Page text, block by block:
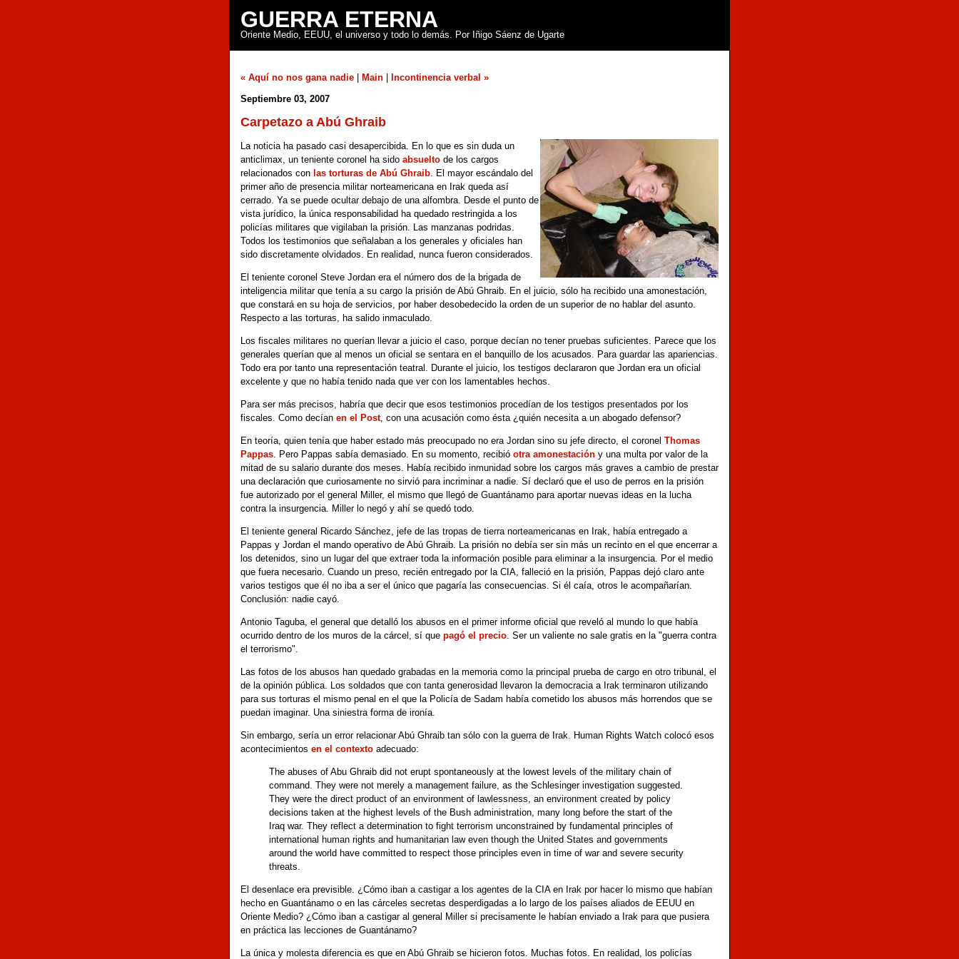
GUERRA ETERNA
Oriente Medio, EEUU, el universo y todo lo demás. Por Iñigo Sáenz de Ugarte
« Aquí no nos gana nadie Main
Incontinencia verbal »
Septiembre 03, 2007
Carpetazo a Abú Ghraib
La noticia ha pasado casi desapercibida. En lo que es sin duda un
anticlimax, un teniente coronel ha sido absuelto de los cargos
relacionados con las torturas de Abú Ghraib. El mayor escándalo del
primer año de presencia militar norteamericana en Irak queda así
cerrado. Ya se puede ocultar debajo de una alfombra. Desde el punto de
vista jurídico, la única responsabilidad ha quedado restringida a los
policías militares que vigilaban la prisión. Las manzanas podridas.
Todos los testimonios que señalaban a los generales y oficiales han
sido discretamente olvidados. En realidad, nunca fueron considerados.
El teniente coronel Steve Jordan era el número dos de la brigada de
inteligencia militar que tenía a su cargo la prisión de Abú Ghraib. En el juicio, sólo ha recibido una amonestación,
que constará en su hoja de servicios, por haber desobedecido la orden de un superior de no hablar del asunto.
Respecto a las torturas, ha salido inmaculado.
Los fiscales militares no querían llevar a juicio el caso, porque decían no tener pruebas suficientes. Parece que los
generales querían que al menos un oficial se sentara en el banquillo de los acusados. Para guardar las apariencias.
Todo era por tanto una representación teatral. Durante el juicio, los testigos declararon que Jordan era un oficial
excelente y que no había tenido nada que ver con los lamentables hechos.
Para ser más precisos, habría que decir que esos testimonios procedían de los testigos presentados por los
fiscales. Como decían en el Post, con una acusación como ésta ¿quién necesita a un abogado defensor?
En teoría, quien tenía que haber estado más preocupado no era Jordan sino su jefe directo, el coronel Thomas
Pappas. Pero Pappas sabía demasiado. En su momento, recibió otra amonestación y una multa por valor de la
mitad de su salario durante dos meses. Había recibido inmunidad sobre los cargos más graves a cambio de prestar
una declaración que curiosamente no sirvió para incriminar a nadie. Sí declaró que el uso de perros en la prisión
fue autorizado por el general Miller, el mismo que llegó de Guantánamo para aportar nuevas ideas en la lucha
contra la insurgencia. Miller lo negó y ahí se quedó todo.
El teniente general Ricardo Sánchez, jefe de las tropas de tierra norteamericanas en Irak, había entregado a
Pappas y Jordan el mando operativo de Abú Ghraib. La prisión no debía ser sin más un recinto en el que encerrar a
los detenidos, sino un lugar del que extraer toda la información posible para eliminar a la insurgencia. Por el medio
que fuera necesario. Cuando un preso, recién entregado por la CIA, falleció en la prisión, Pappas dejó claro ante
varios testigos que él no iba a ser el único que pagaría las consecuencias. Si él caía, otros le acompañarían.
Conclusión: nadie cayó.
Antonio Taguba, el general que detalló los abusos en el primer informe oficial que reveló al mundo lo que había
ocurrido dentro de los muros de la cárcel, sí que pagó el precio. Ser un valiente no sale gratis en la "guerra contra
el terrorismo".
Las fotos de los abusos han quedado grabadas en la memoria como la principal prueba de cargo en otro tribunal, el
de la opinión pública. Los soldados que con tanta generosidad llevaron la democracia a Irak terminaron utilizando
para sus torturas el mismo penal en el que la Policía de Sadam había cometido los abusos más horrendos que se
puedan imaginar. Una siniestra forma de ironía.
Sin embargo, sería un error relacionar Abú Ghraib tan sólo con la guerra de Irak. Human Rights Watch colocó esos
acontecimientos en el contexto adecuado:
The abuses of Abu Ghraib did not erupt spontaneously at the lowest levels of the military chain of
command. They were not merely a management failure, as the Schlesinger investigation suggested.
They were the direct product of an environment of lawlessness, an environment created by policy
decisions taken at the highest levels of the Bush administration, many long before the start of the
Iraq war. They reflect a determination to fight terrorism unconstrained by fundamental principles of
international human rights and humanitarian law even though the United States and governments
around the world have committed to respect those principles even in time of war and severe security
threats.
El desenlace era previsible. ¿Cómo iban a castigar a los agentes de la CIA en Irak por hacer lo mismo que habían
hecho en Guantánamo o en las cárceles secretas desperdigadas a lo largo de los países aliados de EEUU en
Oriente Medio? ¿Cómo iban a castigar al general Miller si precisamente le habían enviado a Irak para que pusiera
en práctica las lecciones de Guantánamo?
La única y molesta diferencia es que en Abú Ghraib se hicieron fotos. Muchas fotos. En realidad, los policías